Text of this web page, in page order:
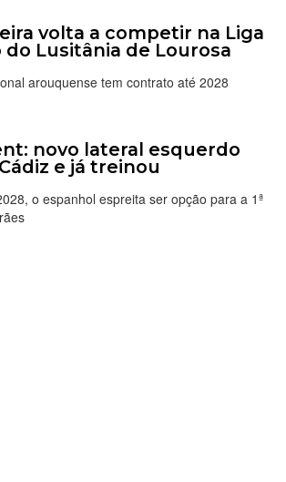
volta a competir na Liga
do Lusitânia de Lourosa
arouquense tem contrato até 2028
novo lateral esquerdo
e já treinou
o espanhol espreita ser opção para a 1ª